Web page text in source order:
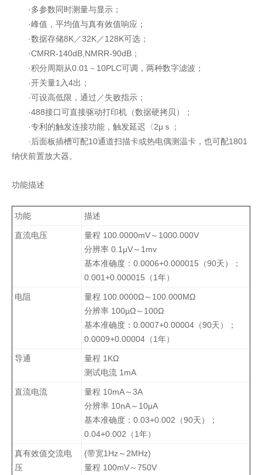
·多参数同时测量与显示；
·峰值，平均值与真有效值响应；
·数据存储8K／32K／128K可选；
·CMRR-140dB,NMRR-90dB；
·积分周期从0.01－10PLC可调，两种数字滤波；
·开关量1入4出；
·可设高低限，通过／失败指示；
·488接口可直接驱动打印机（数据硬拷贝）；
·专利的触发连接功能，触发延迟〈2μｓ；
·后面板插槽可配10通道扫描卡或热电偶测温卡，也可配1801
纳伏前置放大器。
功能描述
功能 描述
直流电压
量程 100.0000mV～1000.000V
分辨率 0.1μV～1mv
基本准确度：0.0006+0.000015（90天）；
0.001+0.000015（1年）
电阻
量程 100.0000Ω～100.000MΩ
分辨率 100μΩ～100Ω
基本准确度：0.0007+0.00004（90天）；
0.0009+0.00004（1年）
导通
量程 1KΩ
测试电流 1mA
直流电流
量程 10mA～3A
分辨率 10nA～10μA
基本准确度：0.03+0.002（90天）；
0.04+0.002（1年）
真有效值交流电
压
(带宽1Hz～2MHz)
量程 100mV～750V